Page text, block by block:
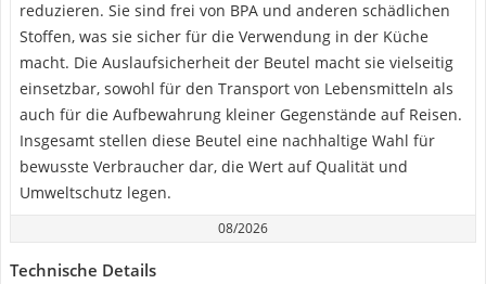
reduzieren. Sie sind frei von BPA und anderen schädlichen
Stoffen, was sie sicher für die Verwendung in der Küche
macht. Die Auslaufsicherheit der Beutel macht sie vielseitig
einsetzbar, sowohl für den Transport von Lebensmitteln als
auch für die Aufbewahrung kleiner Gegenstände auf Reisen.
Insgesamt stellen diese Beutel eine nachhaltige Wahl für
bewusste Verbraucher dar, die Wert auf Qualität und
Umweltschutz legen.
08/2026
Technische Details